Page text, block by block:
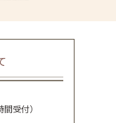
間受付）